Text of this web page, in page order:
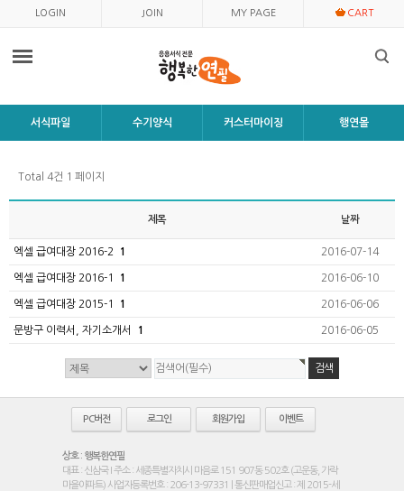
LOGIN JOIN MY PAGE CART
서식파일 수기양식 커스터마이징 행연몰
Total 4건 1 페이지
제목 날짜
엑셀 급여대장 2016-2 1 2016-07-14
엑셀 급여대장 2016-1 1 2016-06-10
엑셀 급여대장 2015-1 1 2016-06-06
문방구 이력서, 자기소개서 1 2016-06-05
PC버전 로그인 회원가입 이벤트
상호 : 행복한연필
대표 : 신삼국 I 주소 : 세종특별자치시 마음로 151 907동 502호 (고운동, 가락
마을아파트) 사업자등록번호 : 206-13-97331 | 통신판매업신고 : 제 2015-세